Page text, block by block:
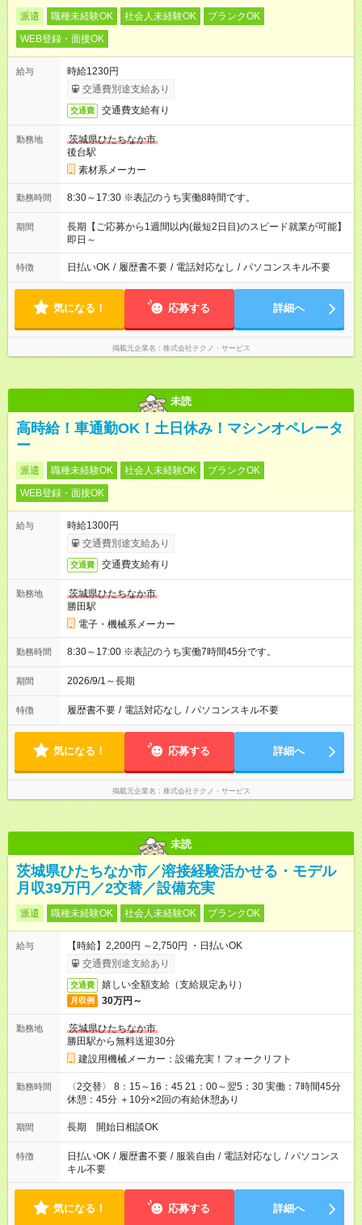
派遣 職種未経験OK 社会人未経験OK
ブランクOK
WEB登録・面接OK
給与
時給1230円
交通費別途支給あり
交通費 交通費支給有り
勤務地
茨城県ひたちなか市
後台駅
素材系メーカー
勤務時間 8:30～17:30 ※表記のうち実働8時間です。
期間
長期【ご応募から1週間以内(最短2日目)のスピード就業が可能】
即日～
特徴 日払いOK / 履歴書不要 / 電話対応なし / パソコンスキル不要
気になる！ 応募する 詳細へ
掲載元企業名 株式会社テクノ・サービス
未読
高時給！車通勤OK！土日休み！マシンオペレータ
ー
派遣 職種未経験OK 社会人未経験OK
ブランクOK
WEB登録・面接OK
給与
時給1300円
交通費別途支給あり
交通費 交通費支給有り
勤務地
茨城県ひたちなか市
勝田駅
電子・機械系メーカー
勤務時間 8:30～17:00 ※表記のうち実働7時間45分です。
期間 2026/9/1～長期
特徴 履歴書不要 / 電話対応なし / パソコンスキル不要
気になる！ 応募する 詳細へ
掲載元企業名 株式会社テクノ・サービス
未読
茨城県ひたちなか市／溶接経験活かせる・モデル
月収39万円／2交替／設備充実
派遣 職種未経験OK 社会人未経験OK ブランクOK
給与
【時給】2,200円 ～2,750円 ・日払いOK
交通費別途支給あり
交通費 嬉しい全額支給（支給規定あり）
月収例 30万円～
勤務地
茨城県ひたちなか市
勝田駅から無料送迎30分
建設用機械メーカー：設備充実！フォークリフト
勤務時間
〈2交替〉 8：15～16：45 21：00～翌5：30 実働：7時間45分
休憩：45分 ＋10分×2回の有給休憩あり
期間 長期 開始日相談OK
特徴 日払いOK / 履歴書不要 / 服装自由 / 電話対応なし / パソコンス
キル不要
気になる！ 応募する 詳細へ